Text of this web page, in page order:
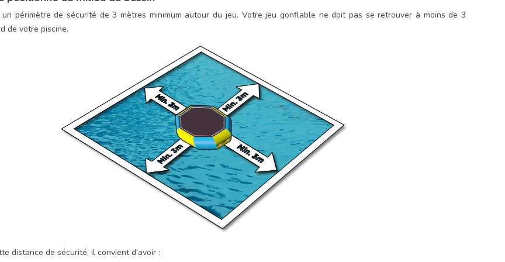
périmètre de sécurité de 3 mètres minimum autour du jeu. Votre jeu gonflable ne doit pas se retrouver à moins de 3
de votre piscine.
distance de sécurité, il convient d'avoir :